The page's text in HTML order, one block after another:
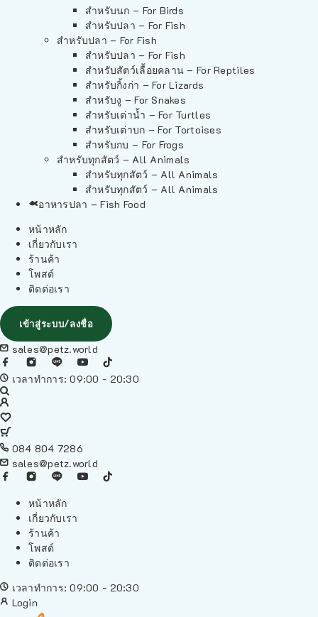
สำหรับนก – For Birds
สำหรับปลา – For Fish
สำหรับปลา – For Fish
สำหรับปลา – For Fish
สำหรับสัตว์เลื้อยคลาน – For Reptiles
สำหรับกิ้งก่า – For Lizards
สำหรับงู – For Snakes
สำหรับเต่าน้ำ – For Turtles
สำหรับเต่าบก – For Tortoises
สำหรับกบ – For Frogs
สำหรับทุกสัตว์ – All Animals
สำหรับทุกสัตว์ – All Animals
สำหรับทุกสัตว์ – All Animals
อาหารปลา – Fish Food
หน้าหลัก
เกี่ยวกับเรา
ร้านค้า
โพสต์
ติดต่อเรา
เข้าสู่ระบบ/ลงชื่อ
sales@petz.world
เวลาทำการ: 09:00 - 20:30
084 804 7286
sales@petz.world
หน้าหลัก
เกี่ยวกับเรา
ร้านค้า
โพสต์
ติดต่อเรา
เวลาทำการ: 09:00 - 20:30
Login